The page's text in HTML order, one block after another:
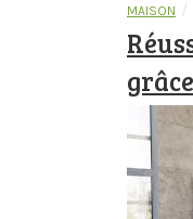
MAISON /